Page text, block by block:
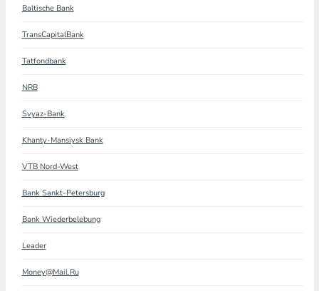
Baltische Bank
TransCapitalBank
Tatfondbank
NRB
Svyaz-Bank
Khanty-Mansiysk Bank
VTB Nord-West
Bank Sankt-Petersburg
Bank Wiederbelebung
Leader
Money@Mail.Ru